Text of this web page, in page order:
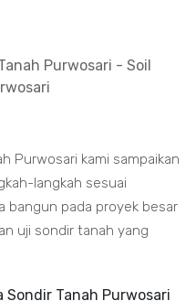
Purwosari - Soil
Purwosari kami sampaikan
langkah sesuai
bangun pada proyek besar
uji sondir tanah yang
Tanah Purwosari